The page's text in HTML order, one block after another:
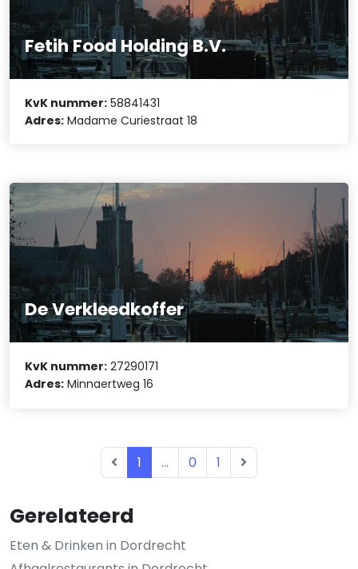
Gerelateerd
Eten & Drinken in Dordrecht
Fetih Food Holding B.V.
KvK nummer: 58841431
Adres: Madame Curiestraat 18
De Verkleedkoffer
KvK nummer: 27290171
Adres: Minnaertweg 16
1 ... 0 1